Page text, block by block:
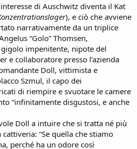
di Auschwitz diventa il Kat
), e ciò che avviene
narrativamente da un triplice
“Golo” Thomsen,
impenitente, nipote del
e collaboratore presso l’azienda
Doll, vittimista e
Szmul, il capo dei
di riempire e svuotare le camere
“infinitamente disgustosi, e anche
Doll a intuire che si tratta né più
“Se quella che stiamo
perché ha un odore così